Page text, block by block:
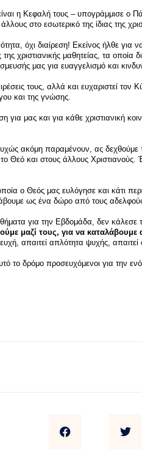
η Κεφαλή τους – υπογράμμισε ο
στο εσωτερικό της ίδιας της
όχι διαίρεση! Εκείνος ήλθε
χριστιανικής μαθητείας, τα οποία
μας για ευαγγελισμό και
τους, αλλά και ευχαριστεί
και της γνώσης.
για μας και για κάθε χριστιανική
ακόμη παραμένουν, ας
Θεό και στους άλλους
ο Θεός μας ευλόγησε και κάτι
ως ένα δώρο από τους αδελφούς
για την Εβδομάδα, δεν κάλεσε
μαζί τους, για να
απαιτεί απλότητα ψυχής,
το δρόμο προσευχόμενοι για την